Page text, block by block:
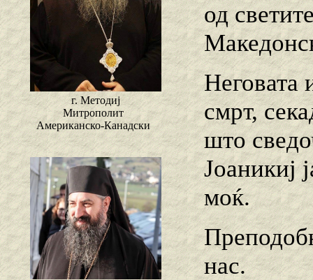
г. Методиј
Митрополит
Американско-Канадски
од
Неговата
смрт,
што
Јоаникиј
моќ.
нас.